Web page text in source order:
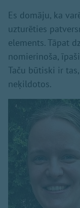
Es domāju, ka
uzturēties
elements. Tāpat
nomierinoša,
Taču būtiski ir
neķildotos.